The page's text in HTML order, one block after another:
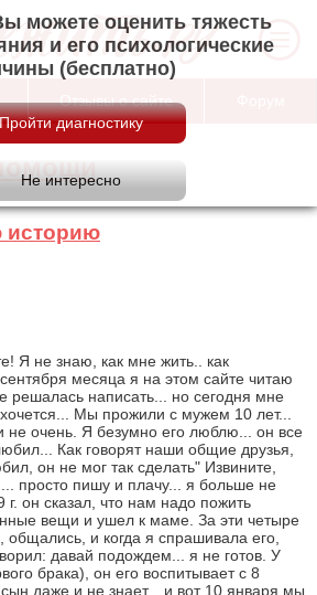
можете оценить тяжесть
и его психологические
(бесплатно)
Отзывы о сайте
историю
Я не знаю, как мне жить.. как
месяца я на этом сайте читаю
решалась написать... но сегодня мне
Мы прожили с мужем 10 лет...
не очень. Я безумно его люблю... он все
Как говорят наши общие друзья,
он не мог так сделать" Извините,
просто пишу и плачу... я больше не
г. он сказал, что нам надо пожить
вещи и ушел к маме. За эти четыре
и когда я спрашивала его,
давай подождем... я не готов. У
брака), он его воспитывает с 8
даже и не знает... и вот 10 января мы